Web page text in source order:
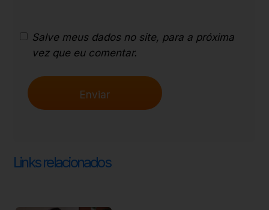
Salve meus dados no site, para a próxima
vez que eu comentar.
Links relacionados